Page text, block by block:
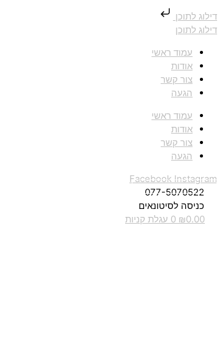
דילוג לתוכן
דילוג לתוכן
עמוד ראשי
אודות
צור קשר
הגעה
עמוד ראשי
אודות
צור קשר
הגעה
Facebook Instagram
077-5070522
כניסה לסיטונאים
₪0.00
0 עגלת קניות